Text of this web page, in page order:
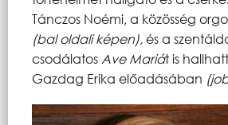
Tánczos Noémi, a közösség
(bal oldali képen),és a
csodálatos Ave Mariát is
Gazdag Erika előadásában